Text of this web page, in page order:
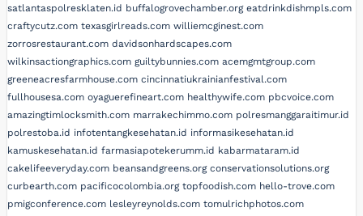
satlantaspolresklaten.id buffalogrovechamber.org eatdrinkdishmpls.com
craftycutz.com texasgirlreads.com williemcginest.com
zorrosrestaurant.com davidsonhardscapes.com
wilkinsactiongraphics.com guiltybunnies.com acemgmtgroup.com
greeneacresfarmhouse.com cincinnatiukrainianfestival.com
fullhousesa.com oyaguerefineart.com healthywife.com pbcvoice.com
amazingtimlocksmith.com marrakechimmo.com polresmanggaraitimur.id
polrestoba.id infotentangkesehatan.id informasikesehatan.id
kamuskesehatan.id farmasiapotekerumm.id kabarmataram.id
cakelifeeveryday.com beansandgreens.org conservationsolutions.org
curbearth.com pacificocolombia.org topfoodish.com hello-trove.com
pmigconference.com lesleyreynolds.com tomulrichphotos.com